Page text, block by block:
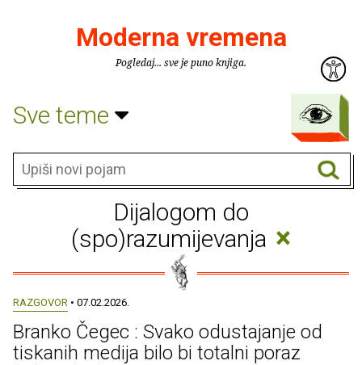
Moderna vremena
Pogledaj... sve je puno knjiga.
Sve teme
Dijalogom do
(spo)razumijevanja ×
RAZGOVOR • 07.02.2026.
Branko Čegec : Svako odustajanje od
tiskanih medija bilo bi totalni poraz